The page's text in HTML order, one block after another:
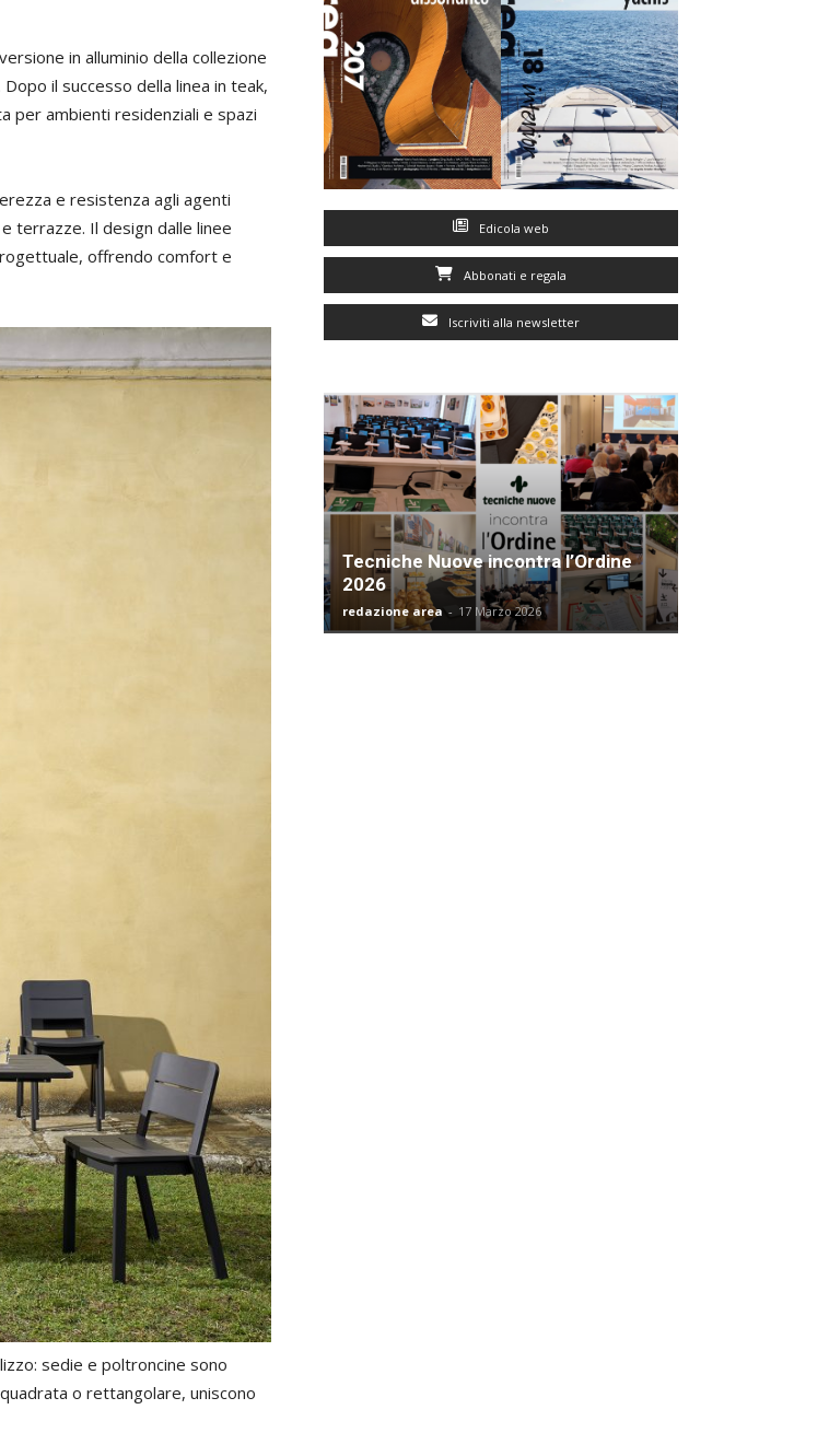
in alluminio della collezione
Dopo il successo della linea in teak,
per ambienti residenziali e spazi
e resistenza agli agenti
terrazze. Il design dalle linee
offrendo comfort e
sedie e poltroncine sono
o rettangolare, uniscono
Edicola web
Abbonati e regala
Iscriviti alla newsletter
Tecniche Nuove incontra l’Ordine
2026
redazione area - 17 Marzo 2026